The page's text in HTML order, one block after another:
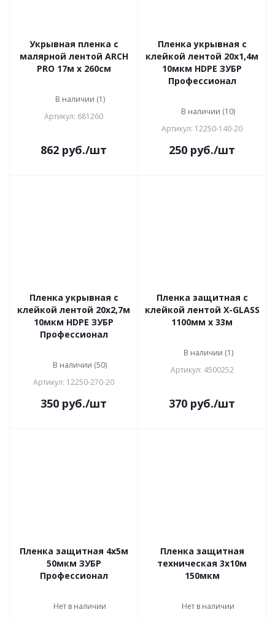
Укрывная пленка с
малярной лентой ARCH
PRO 17м х 260см
В наличии (1)
Артикул: 681260
862 руб./шт
Пленка укрывная с
клейкой лентой 20х1,4м
10мкм HDPE ЗУБР
Профессионал
В наличии (10)
Артикул: 12250-140-20
250 руб./шт
Пленка укрывная с
клейкой лентой 20х2,7м
10мкм HDPE ЗУБР
Профессионал
В наличии (50)
Артикул: 12250-270-20
350 руб./шт
Пленка защитная с
клейкой лентой X-GLASS
1100мм х 33м
В наличии (1)
Артикул: 4500252
370 руб./шт
Пленка защитная 4х5м
50мкм ЗУБР
Профессионал
Нет в наличии
Пленка защитная
техническая 3х10м
150мкм
Нет в наличии